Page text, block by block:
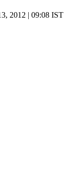
2012 | 09:08 IST